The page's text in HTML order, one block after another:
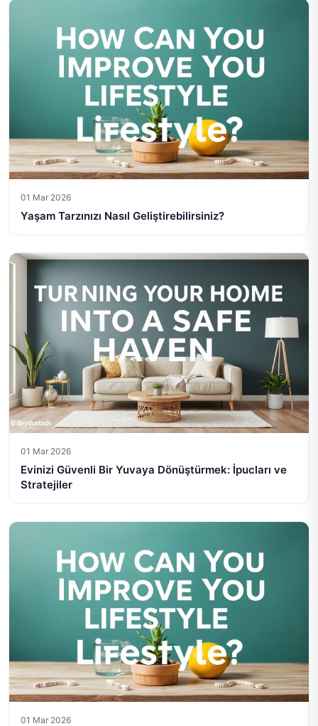
01 Mar 2026
Yaşam Tarzınızı Nasıl Geliştirebilirsiniz?
01 Mar 2026
Evinizi Güvenli Bir Yuvaya Dönüştürmek: İpucları ve
Stratejiler
01 Mar 2026